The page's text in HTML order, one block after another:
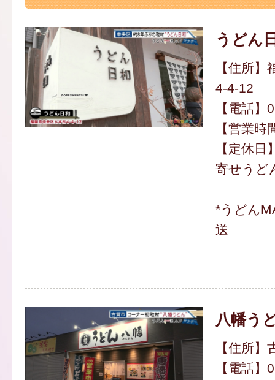
うどん
【住所
4-4-12
【電話
【営業
【定休日
寄せうど
*うどん
送
八幡う
【住所】
【電話